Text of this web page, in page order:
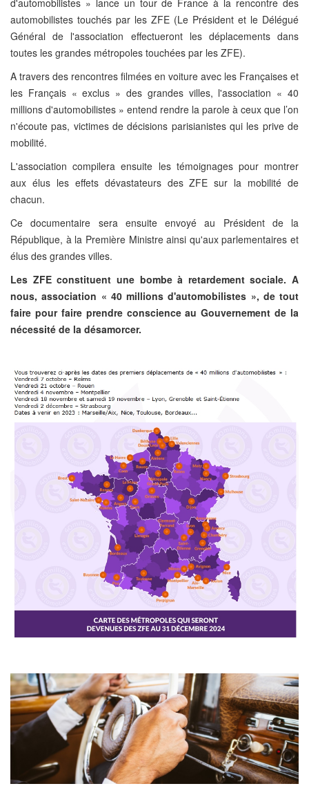
d'automobilistes » lance un tour de France à la rencontre des
automobilistes touchés par les ZFE (Le Président et le Délégué
Général de l'association effectueront les déplacements dans
toutes les grandes métropoles touchées par les ZFE).
A travers des rencontres filmées en voiture avec les Françaises et
les Français « exclus » des grandes villes, l'association « 40
millions d'automobilistes » entend rendre la parole à ceux que l’on
n'écoute pas, victimes de décisions parisianistes qui les prive de
mobilité.
L'association compilera ensuite les témoignages pour montrer
aux élus les effets dévastateurs des ZFE sur la mobilité de
chacun.
Ce documentaire sera ensuite envoyé au Président de la
République, à la Première Ministre ainsi qu'aux parlementaires et
élus des grandes villes.
Les ZFE constituent une bombe à retardement sociale. A
nous, association « 40 millions d'automobilistes », de tout
faire pour faire prendre conscience au Gouvernement de la
nécessité de la désamorcer.